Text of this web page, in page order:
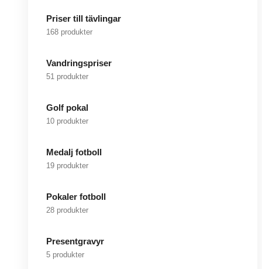
Priser till tävlingar
168 produkter
Vandringspriser
51 produkter
Golf pokal
10 produkter
Medalj fotboll
19 produkter
Pokaler fotboll
28 produkter
Presentgravyr
5 produkter